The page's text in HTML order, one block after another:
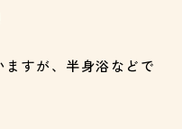
すが、半身浴などで